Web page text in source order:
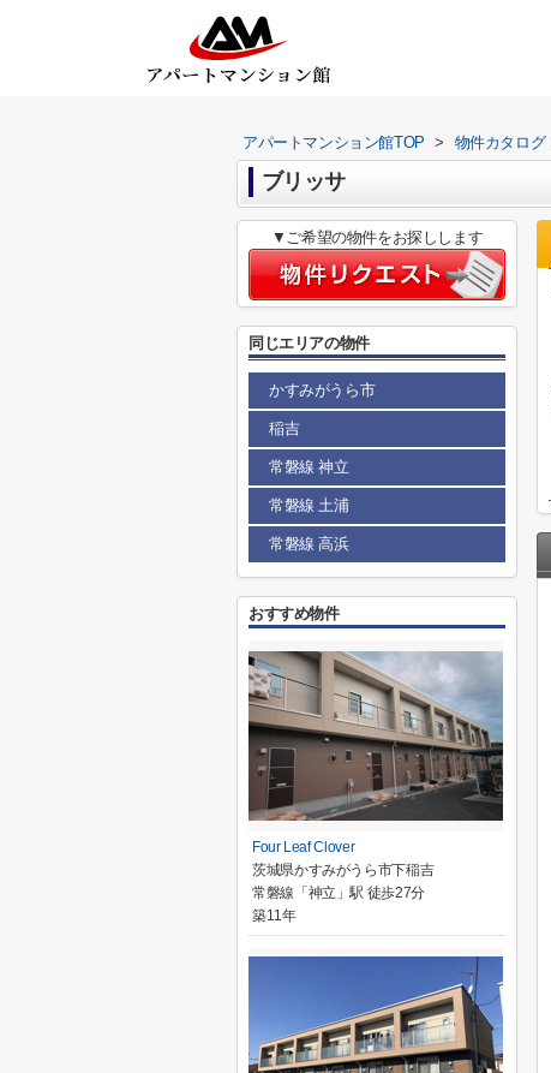
アパートマンション館TOP > 物件カタログ
ブリッサ
▼ご希望の物件をお探しします
同じエリアの物件
かすみがうら市
稲吉
常磐線 神立
常磐線 土浦
常磐線 高浜
おすすめ物件
Four Leaf Clover
茨城県かすみがうら市下稲吉
常磐線「神立」駅 徒歩27分
築11年